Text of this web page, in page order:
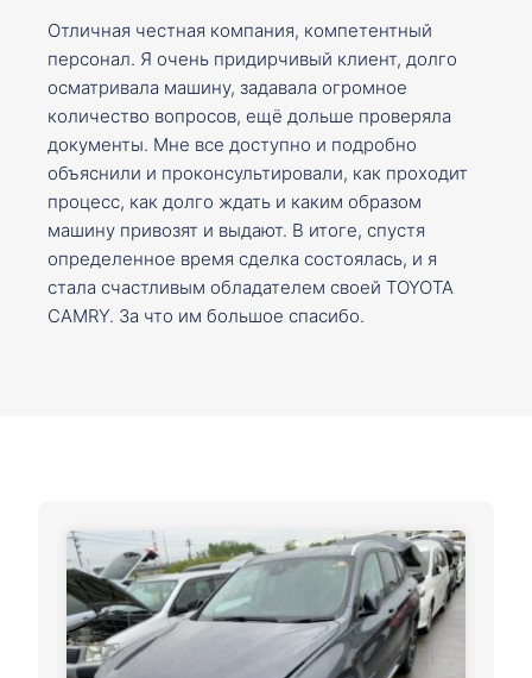
Отличная честная компания, компетентный
персонал. Я очень придирчивый клиент, долго
осматривала машину, задавала огромное
количество вопросов, ещё дольше проверяла
документы. Мне все доступно и подробно
объяснили и проконсультировали, как проходит
процесс, как долго ждать и каким образом
машину привозят и выдают. В итоге, спустя
определенное время сделка состоялась, и я
стала счастливым обладателем своей TOYOTA
CAMRY. За что им большое спасибо.